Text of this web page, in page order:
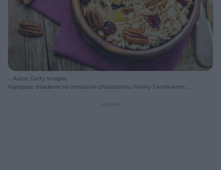
Autor: Getty Images
Najlepsze śniadanie na obniżenie cholesterolu. Mamy 3 konkretne